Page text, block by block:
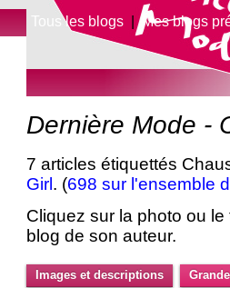
Tous les blogs | Mes blogs
Dernière Mode -
7 articles étiquettés
Girl . (698 sur l'ensemble
Cliquez sur la photo ou
blog de son auteur.
Images et descriptions